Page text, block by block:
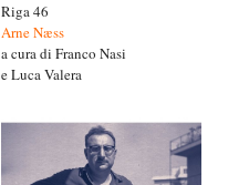
Riga 46
Arne Næss
a cura di Franco Nasi
e Luca Valera